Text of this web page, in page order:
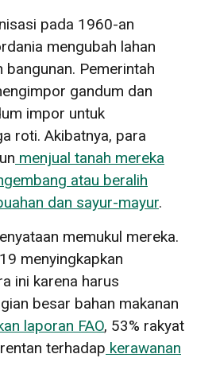
pada 1960-an
mengubah lahan
bangunan. Pemerintah
gandum dan
impor untuk
roti. Akibatnya, para
menjual tanah mereka
atau beralih
dan sayur-mayur.
memukul mereka.
menyingkapkan
ini karena harus
besar bahan makanan
laporan FAO, 53% rakyat
terhadap kerawanan